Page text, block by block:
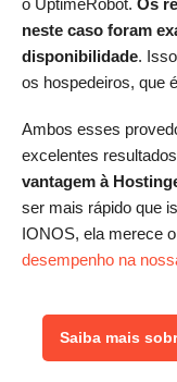
o UptimeRobot. Os
neste caso foram
disponibilidade.
os hospedeiros, que
Ambos esses
excelentes
vantagem à
ser mais rápido que
IONOS, ela merece
desempenho na
Saiba mais